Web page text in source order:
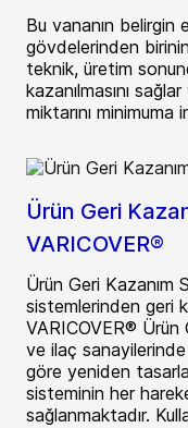
Bu vananın belirgin
gövdelerinden
teknik, üretim
kazanılmasını
miktarını minimuma
Ürün Geri
VARICOVER®
Ürün Geri Kazanım
sistemlerinden geri
VARICOVER® Ürün
ve ilaç
göre yeniden
sisteminin her
sağlanmaktadır.